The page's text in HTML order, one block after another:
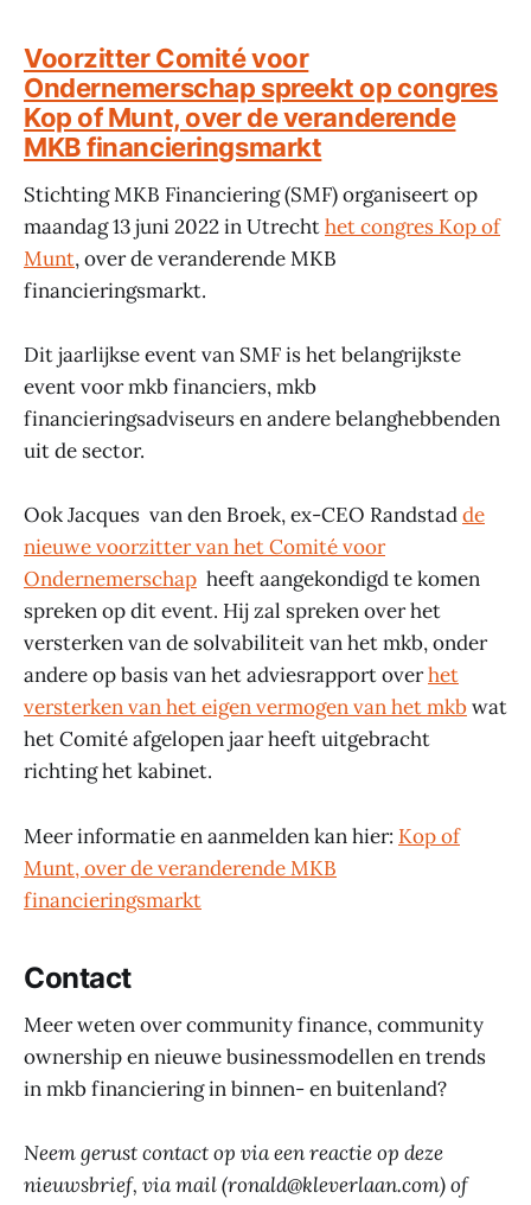
Voorzitter Comité voor
Ondernemerschap spreekt op congres
Kop of Munt, over de veranderende
MKB financieringsmarkt
Stichting MKB Financiering (SMF) organiseert op
maandag 13 juni 2022 in Utrechthet congres Kop of
Munt, over de veranderende MKB
financieringsmarkt.
Dit jaarlijkse event van SMF is het belangrijkste
event voor mkb financiers, mkb
financieringsadviseurs en andere belanghebbenden
uit de sector.
Ook Jacques van den Broek, ex-CEO Randstadde
nieuwe voorzitter van het Comité voor
Ondernemerschap heeft aangekondigd te komen
spreken op dit event. Hij zal spreken over het
versterken van de solvabiliteit van het mkb, onder
andere op basis van het adviesrapport overhet
versterken van het eigen vermogen van het mkbwat
het Comité afgelopen jaar heeft uitgebracht
richting het kabinet.
Meer informatie en aanmelden kan hier: Kop of
Munt, over de veranderende MKB
financieringsmarkt
Contact
Meer weten over community finance, community
ownership en nieuwe businessmodellen en trends
in mkb financiering in binnen- en buitenland?
Neem gerust contact op via een reactie op deze
nieuwsbrief, via mail (ronald@kleverlaan.com) of